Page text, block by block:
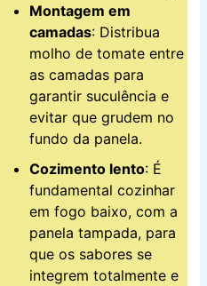
Montagem em
camadas: Distribua
molho de tomate entre
as camadas para
garantir suculência e
evitar que grudem no
fundo da panela.
Cozimento lento: É
fundamental cozinhar
em fogo baixo, com a
panela tampada, para
que os sabores se
integrem totalmente e